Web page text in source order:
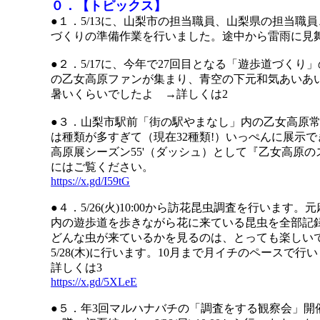
０．【トピックス】
●１．5/13に、山梨市の担当職員、山梨県の担当職
づくりの準備作業を行いました。途中から雷雨に
●２．5/17に、今年で27回目となる「遊歩道づくり
の乙女高原ファンが集まり、青空の下元和気あいあ
暑いくらいでしたよ →詳しくは2
●３．山梨市駅前「街の駅やまなし」内の乙女高原
は種類が多すぎて（現在32種類!）いっぺんに展示
高原展シーズン55'（ダッシュ）として『乙女高原
にはご覧ください。
https://x.gd/I59tG
●４．5/26(火)10:00から訪花昆虫調査を行います。
内の遊歩道を歩きながら花に来ている昆虫を全部
どんな虫が来ているかを見るのは、とっても楽し
5/28(木)に行います。10月まで月イチのペースで
詳しくは3
https://x.gd/5XLeE
●５．年3回マルハナバチの「調査をする観察会」